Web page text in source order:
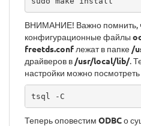
ВНИМАНИЕ! Важно помнить,
конфигурационные файлы
freetds.conf лежат в папке /
драйверов в /usr/local/lib/.
настройки можно
tsql -C
Теперь оповестим ODBCо